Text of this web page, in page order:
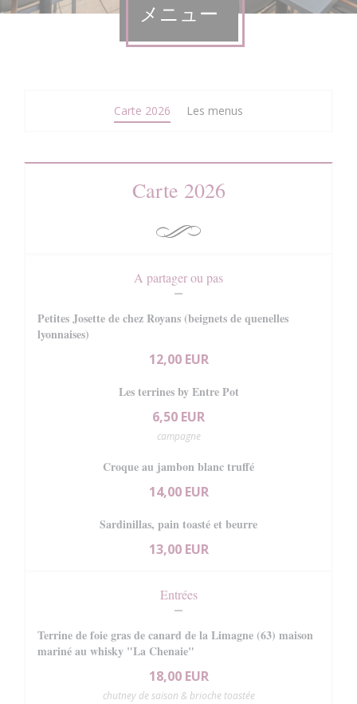
メニュー
Carte 2026 Les menus
Carte 2026
A partager ou pas
Petites Josette de chez Royans (beignets de quenelles
lyonnaises)
12,00 EUR
Les terrines by Entre Pot
6,50 EUR
campagne
Croque au jambon blanc truffé
14,00 EUR
Sardinillas, pain toasté et beurre
13,00 EUR
Entrées
Terrine de foie gras de canard de la Limagne (63) maison
mariné au whisky "La Chenaie"
18,00 EUR
chutney de saison & brioche toastée